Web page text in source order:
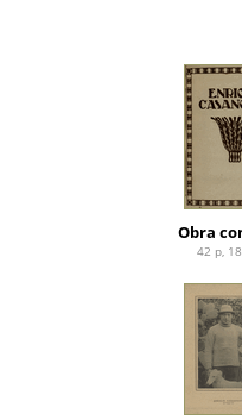
Obra
42 p,